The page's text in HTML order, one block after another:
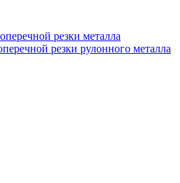
резки металла
резки рулонного металла